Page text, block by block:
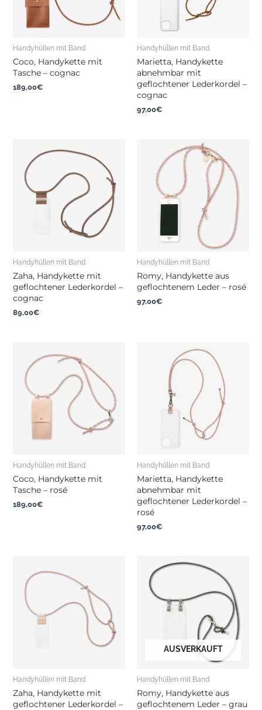
Handyhüllen mit Band
Coco, Handykette mit
Tasche – cognac
189,00€
Handyhüllen mit Band
Marietta, Handykette
abnehmbar mit
geflochtener Lederkordel –
cognac
97,00€
Handyhüllen mit Band
Zaha, Handykette mit
geflochtener Lederkordel –
cognac
89,00€
Handyhüllen mit Band
Romy, Handykette aus
geflochtenem Leder – rosé
97,00€
Handyhüllen mit Band
Coco, Handykette mit
Tasche – rosé
189,00€
Handyhüllen mit Band
Marietta, Handykette
abnehmbar mit
geflochtener Lederkordel –
rosé
97,00€
Handyhüllen mit Band
Zaha, Handykette mit
geflochtener Lederkordel –
AUSVERKAUFT
Handyhüllen mit Band
Romy, Handykette aus
geflochtenem Leder – grau